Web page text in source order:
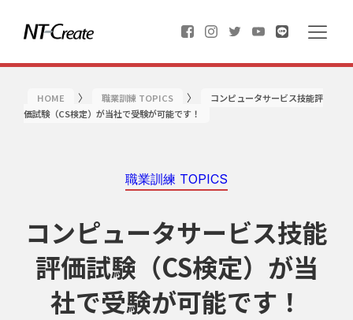
HOME 〉 職業訓練 TOPICS 〉
コンピュータサービス技能評
価試験（CS検定）が当社で受験が可能です！
職業訓練 TOPICS
コンピュータサービス技能
評価試験（CS検定）が当
社で受験が可能です！